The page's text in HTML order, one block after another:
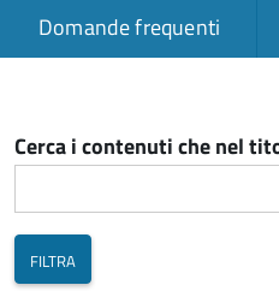
Domande frequenti
Cerca i contenuti che nel